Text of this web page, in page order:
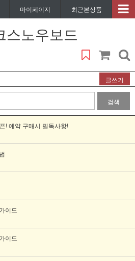
마이페이지 최근본상품
스노우보드
글쓰기
검색
! 예약 구매시 필독사항!
이드
이드